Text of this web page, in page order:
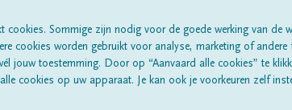
cookies. Sommige zijn nodig voor de goede werking van de
cookies worden gebruikt voor analyse, marketing of andere
jouw toestemming. Door op “Aanvaard alle cookies” te
cookies op uw apparaat. Je kan ook je voorkeuren zelf